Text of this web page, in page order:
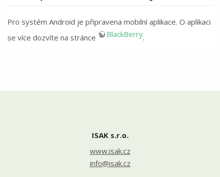
Pro systém Android je připravena mobilní aplikace. O aplikaci
se více dozvíte na stránce
BlackBerry.
ISAK s.r.o.
www.isak.cz
info@isak.cz